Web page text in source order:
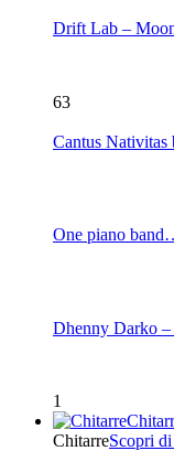
Drift Lab –
63
One piano
Dhenny Darko –
1
ChitarreScopri